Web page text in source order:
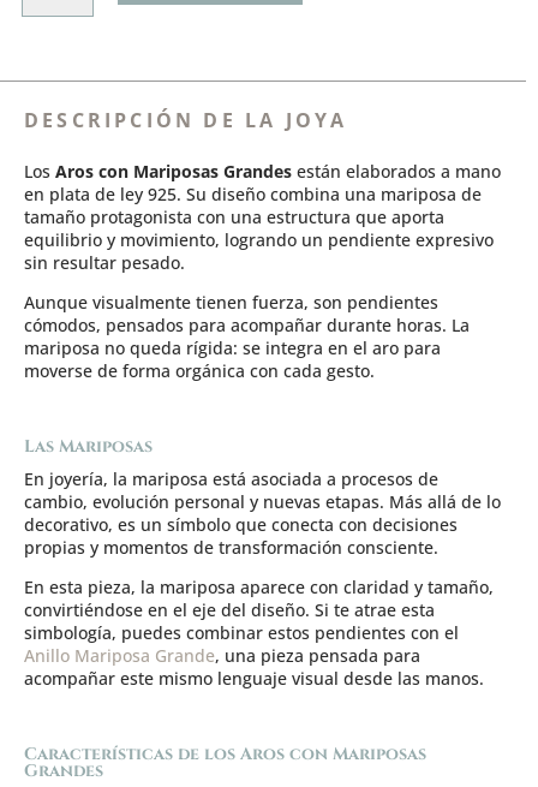
DESCRIPCIÓN DE LA JOYA
Los Aros con Mariposas Grandes están elaborados a mano
en plata de ley 925. Su diseño combina una mariposa de
tamaño protagonista con una estructura que aporta
equilibrio y movimiento, logrando un pendiente expresivo
sin resultar pesado.
Aunque visualmente tienen fuerza, son pendientes
cómodos, pensados para acompañar durante horas. La
mariposa no queda rígida: se integra en el aro para
moverse de forma orgánica con cada gesto.
Las Mariposas
En joyería, la mariposa está asociada a procesos de
cambio, evolución personal y nuevas etapas. Más allá de lo
decorativo, es un símbolo que conecta con decisiones
propias y momentos de transformación consciente.
En esta pieza, la mariposa aparece con claridad y tamaño,
convirtiéndose en el eje del diseño. Si te atrae esta
simbología, puedes combinar estos pendientes con el
Anillo Mariposa Grande, una pieza pensada para
acompañar este mismo lenguaje visual desde las manos.
Características de los Aros con Mariposas
Grandes